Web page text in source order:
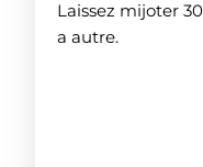
Laissez mijoter
a autre.